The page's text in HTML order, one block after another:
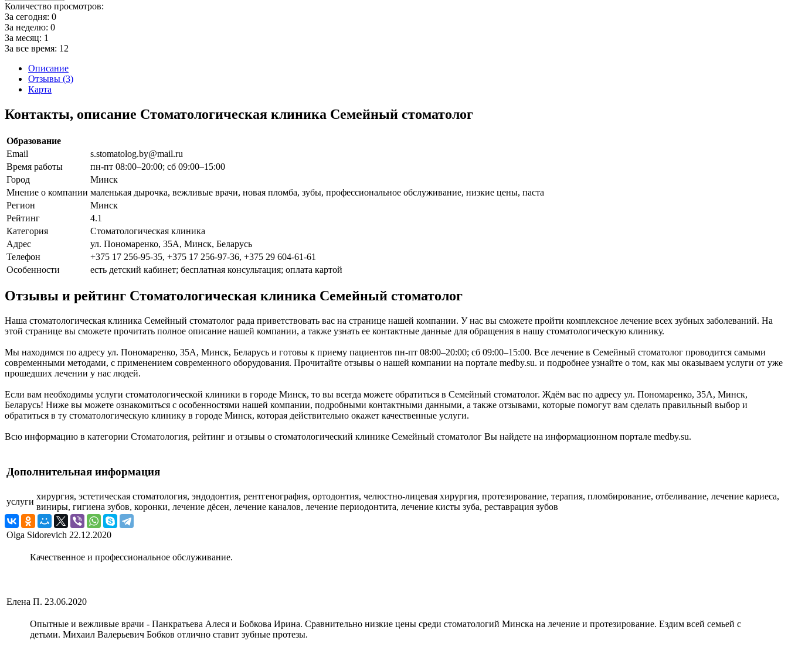
Количество просмотров:
За сегодня: 0
За неделю: 0
За месяц: 1
За все время: 12
Описание
Отзывы (3)
Карта
Контакты, описание Стоматологическая клиника Семейный стоматолог
Образование
Email
s.stomatolog.by@mail.ru
Время работы
пн-пт 08:00–20:00; сб 09:00–15:00
Город
Минск
Мнение о компании маленькая дырочка, вежливые врачи, новая пломба, зубы, профессиональное обслуживание, низкие цены, паста
Регион
Минск
Рейтинг
4.1
Категория
Стоматологическая клиника
Адрес
ул. Пономаренко, 35А, Минск, Беларусь
Телефон
+375 17 256-95-35, +375 17 256-97-36, +375 29 604-61-61
Особенности
есть детский кабинет; бесплатная консультация; оплата картой
Отзывы и рейтинг Стоматологическая клиника Семейный стоматолог
Наша стоматологическая клиника Семейный стоматолог рада приветствовать вас на странице нашей компании. У нас вы сможете пройти комплексное лечение всех зубных заболеваний. На
этой странице вы сможете прочитать полное описание нашей компании, а также узнать ее контактные данные для обращения в нашу стоматологическую клинику.
Мы находимся по адресу ул. Пономаренко, 35А, Минск, Беларусь и готовы к приему пациентов пн-пт 08:00–20:00; сб 09:00–15:00. Все лечение в Семейный стоматолог проводится самыми
современными методами, с применением современного оборудования. Прочитайте отзывы о нашей компании на портале medby.su. и подробнее узнайте о том, как мы оказываем услуги от уже
прошедших лечении у нас людей.
Если вам необходимы услуги стоматологической клиники в городе Минск, то вы всегда можете обратиться в Семейный стоматолог. Ждём вас по адресу ул. Пономаренко, 35А, Минск,
Беларусь! Ниже вы можете ознакомиться с особенностями нашей компании, подробными контактными данными, а также отзывами, которые помогут вам сделать правильный выбор и
обратиться в ту стоматологическую клинику в городе Минск, которая действительно окажет качественные услуги.
Всю информацию в категории Стоматология, рейтинг и отзывы о стоматологический клинике Семейный стоматолог Вы найдете на информационном портале medby.su.
Дополнительная информация
услуги
хирургия, эстетическая стоматология, эндодонтия, рентгенография, ортодонтия, челюстно-лицевая хирургия, протезирование, терапия, пломбирование, отбеливание, лечение кариеса,
виниры, гигиена зубов, коронки, лечение дёсен, лечение каналов, лечение периодонтита, лечение кисты зуба, реставрация зубов
Olga Sidorevich 22.12.2020
Качественное и профессиональное обслуживание.
Елена П. 23.06.2020
Опытные и вежливые врачи - Панкратьева Алеся и Бобкова Ирина. Сравнительно низкие цены среди стоматологий Минска на лечение и протезирование. Ездим всей семьей с
детьми. Михаил Валерьевич Бобков отлично ставит зубные протезы.